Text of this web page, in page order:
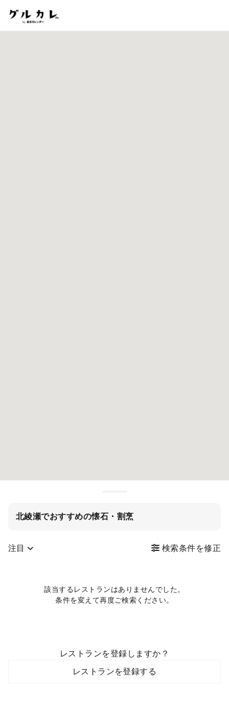
北綾瀬でおすすめの懐石・割烹
注目 検索条件を修正
該当するレストランはありませんでした。
条件を変えて再度ご検索ください。
レストランを登録しますか？
レストランを登録する